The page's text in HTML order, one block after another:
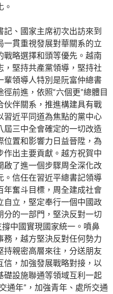
。
、國家主席初次出訪來到
一貫重視發展對華關系的立
略選擇和頭等優先。越南
，堅持共產黨領導，堅持社
輩領導人特別是阮富仲總書
前進，依照“六個更”總體目
伙伴關系，推進構建具有戰
習近平同道為焦點的黨中心
三中全會確定的一切改造
置和影響力日益晉陞，為
出主要貢獻。越方祝賀中
啟了進一個步驟周全深化改
。信任在習近平總書記領導
年奮斗目標，周全建成社會
自立，堅定奉行一個中國政
分的一部門，堅決反對一切
中國實現國家統一。噴鼻
，越方堅決反對任何勢力
親密高層來往，分送朋友
信，加強發展戰略對接，以
礎設施聯通等領域互利一起
通年”，加強青年、處所交通